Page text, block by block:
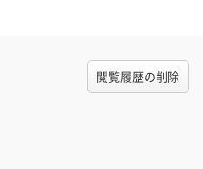
閲覧履歴の削除